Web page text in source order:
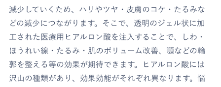
減少していくため、ハリやツヤ・皮膚のコケ・たるみな
どの減少につながります。そこで、透明のジェル状に加
工された医療用ヒアルロン酸を注入することで、しわ・
ほうれい線・たるみ・肌のボリューム改善、顎などの輪
郭を整える等の効果が期待できます。ヒアルロン酸には
沢山の種類があり、効果効能がそれぞれ異なります。悩